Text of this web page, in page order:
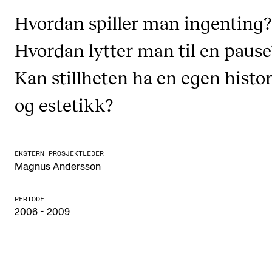
Publikasjoner
INTERNASJONALT
Utveksling
Internasjonal strategi
IN.TUNE
AKTUELT
Hvordan spiller man ingenting?
Hvordan lytter man til en
Kan stillheten ha en egen
og estetikk?
EKSTERN PROSJEKTLEDER
Magnus Andersson
PERIODE
2006 - 2009